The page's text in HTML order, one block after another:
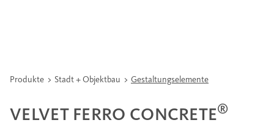
Produkte Stadt + Objektbau Gestaltungselemente
VELVET FERRO CONCRETE®